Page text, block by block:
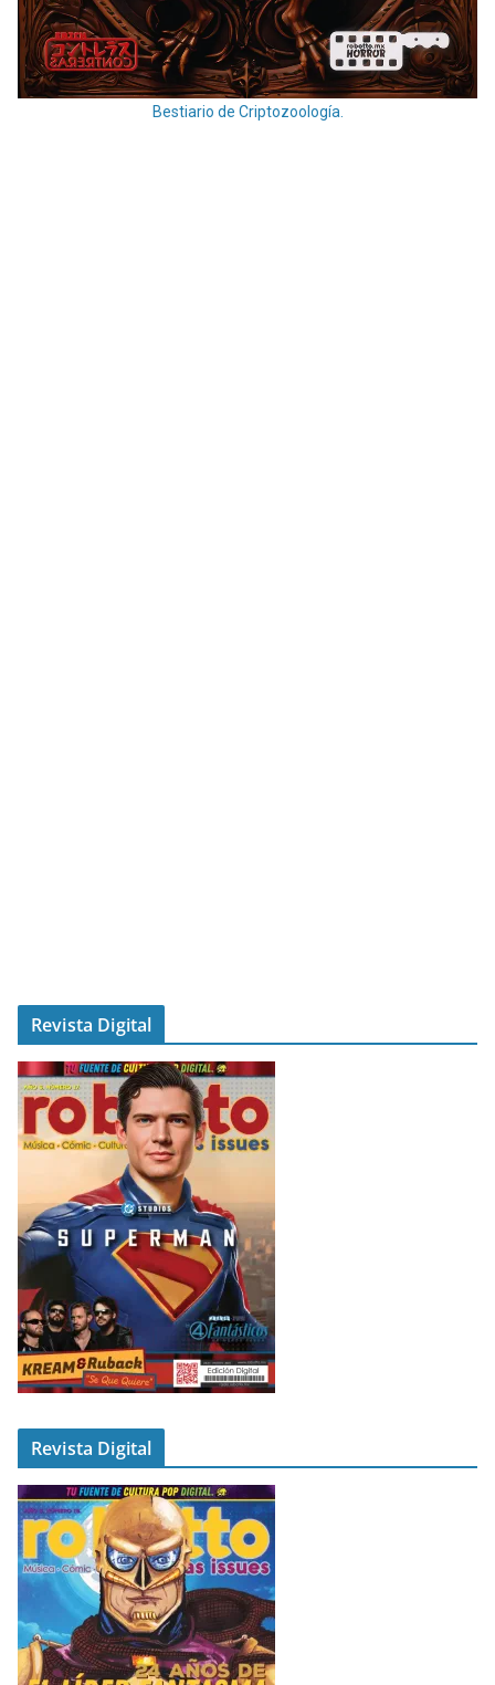
Bestiario de Criptozoología.
Revista Digital
Revista Digital